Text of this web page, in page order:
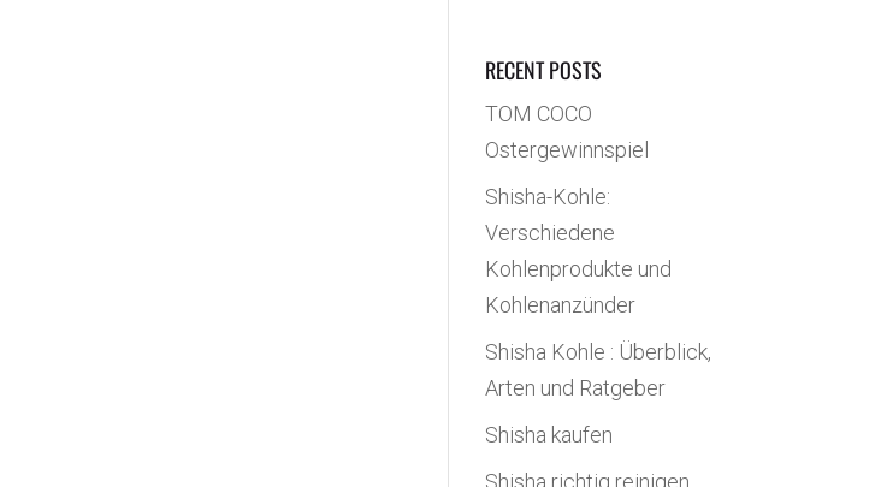
RECENT POSTS
TOM COCO
Ostergewinnspiel
Shisha-Kohle:
Verschiedene
Kohlenprodukte und
Kohlenanzünder
Shisha Kohle : Überblick,
Arten und Ratgeber
Shisha kaufen
Shisha richtig reinigen